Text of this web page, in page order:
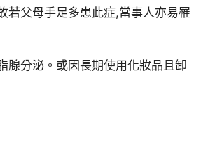
若父母手足多患此症,當事人亦易罹
腺分泌。或因長期使用化妝品且卸